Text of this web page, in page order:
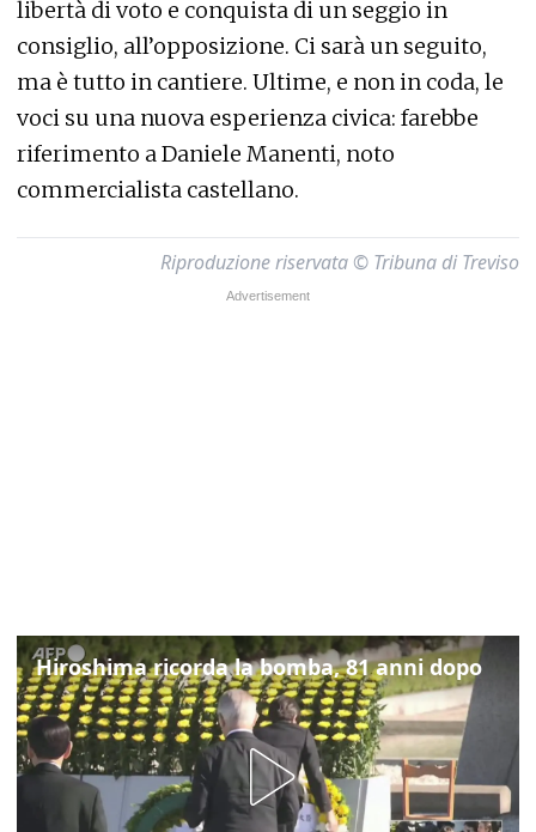
libertà di voto e conquista di un seggio in
consiglio, all’opposizione. Ci sarà un seguito,
ma è tutto in cantiere. Ultime, e non in coda, le
voci su una nuova esperienza civica: farebbe
riferimento a Daniele Manenti, noto
commercialista castellano.
Riproduzione riservata © Tribuna di Treviso
Hiroshima ricorda la bomba, 81 anni dopo